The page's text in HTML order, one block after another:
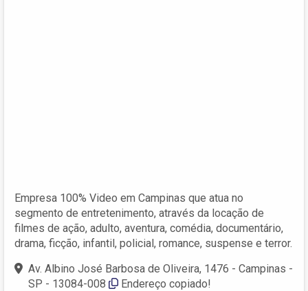
Empresa 100% Video em Campinas que atua no
segmento de entretenimento, através da locação de
filmes de ação, adulto, aventura, comédia, documentário,
drama, ficção, infantil, policial, romance, suspense e terror.
Av. Albino José Barbosa de Oliveira, 1476 - Campinas -
SP - 13084-008
Endereço copiado!